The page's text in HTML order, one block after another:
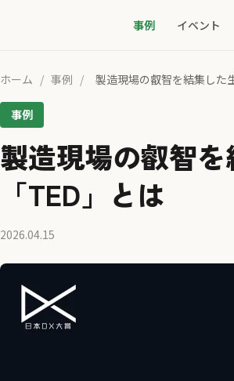
事例 イベント
ホーム / 事例 / 製造現場の叡智を結集した
事例
製造現場の叡智
「TED」とは
2026.04.15